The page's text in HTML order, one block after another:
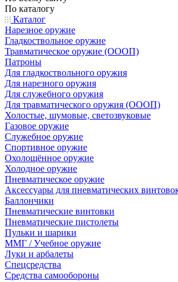
По каталогу
Каталог
Нарезное оружие
Гладкоствольное оружие
Травматическое оружие (ОООП)
Патроны
Для гладкоствольного оружия
Для нарезного оружия
Для служебного оружия
Для травматического оружия (ОООП)
Холостые, шумовые, светозвуковые
Газовое оружие
Служебное оружие
Спортивное оружие
Охолощённое оружие
Холодное оружие
Пневматическое оружие
Аксессуары для пневматических
Баллончики
Пневматические винтовки
Пневматические пистолеты
Пульки и шарики
ММГ / Учебное оружие
Луки и арбалеты
Спецсредства
Средства самообороны